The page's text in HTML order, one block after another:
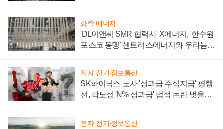
화학·에너지
'DL이앤씨 SMR 협력사' X에너지, '한수원
포스코 동맹' 센트러스에너지와 우라늄
전자·전기·정보통신
SK하이닉스 노사 '성과급 주식지급' 평행
선, 곽노정 'N% 성과급' 법적 논란 벗을지
전자·전기·정보통신